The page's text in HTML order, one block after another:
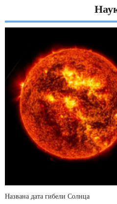
Названа дата гибели Солнца